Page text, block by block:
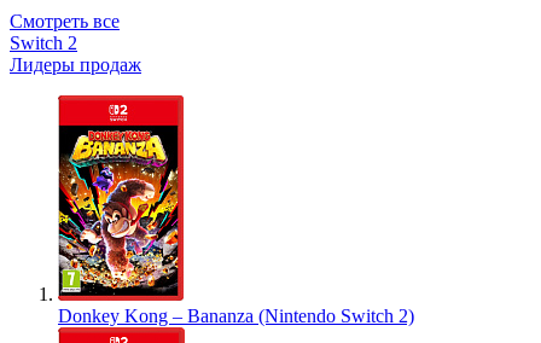
Смотреть все
Switch 2
Лидеры продаж
Donkey Kong – Bananza (Nintendo Switch 2)